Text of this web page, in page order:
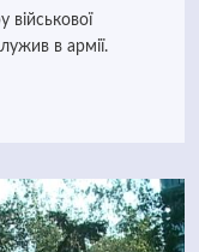
в армії.